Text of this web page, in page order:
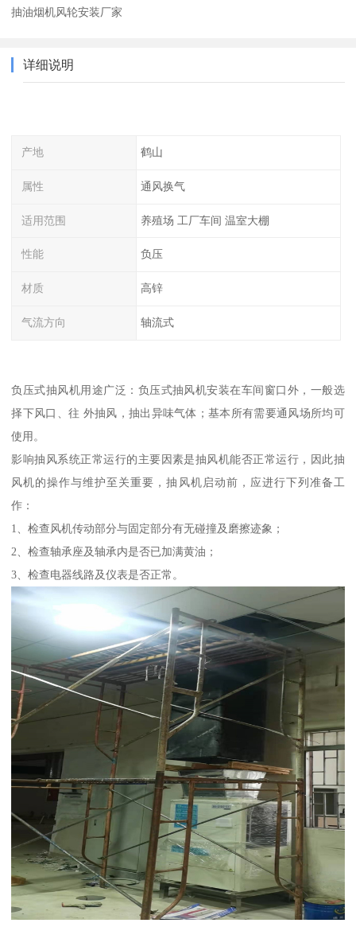
抽油烟机风轮安装厂家
详细说明
产地 鹤山
属性 通风换气
适用范围 养殖场 工厂车间 温室大棚
性能 负压
材质 高锌
气流方向 轴流式
负压式抽风机用途广泛：负压式抽风机安装在车间窗口外，一般选
择下风口、往 外抽风，抽出异味气体；基本所有需要通风场所均可
使用。
影响抽风系统正常运行的主要因素是抽风机能否正常运行，因此抽
风机的操作与维护至关重要，抽风机启动前，应进行下列准备工
作：
1、检查风机传动部分与固定部分有无碰撞及磨擦迹象；
2、检查轴承座及轴承内是否已加满黄油；
3、检查电器线路及仪表是否正常。